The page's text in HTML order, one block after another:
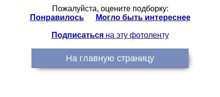
Пожалуйста, оцените подборку:
Понравилось
Могло быть интереснее
Подписатьсяна эту фотоленту
На главную страницу